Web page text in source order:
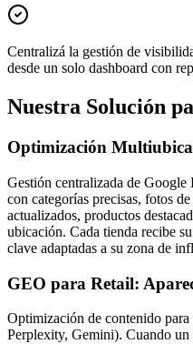
Centralizá la gestión de
desde un solo dashboard con
Nuestra Solución
Optimización
Gestión centralizada de Google
con categorías precisas, fotos
actualizados, productos
ubicación. Cada tienda recibe
clave adaptadas a su zona de
GEO para Retail:
Optimización de contenido
Perplexity, Gemini). Cuando